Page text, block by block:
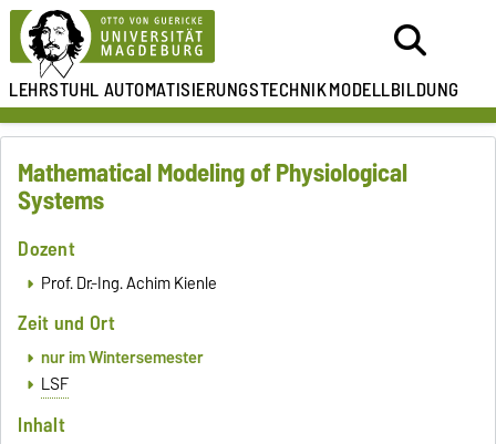
LEHRSTUHLAUTOMATISIERUNGSTECHNIKMODELLBILDUNG
Mathematical Modeling of Physiological
Systems
Dozent
Prof. Dr.-Ing. Achim Kienle
Zeit und Ort
nur im Wintersemester
LSF
Inhalt